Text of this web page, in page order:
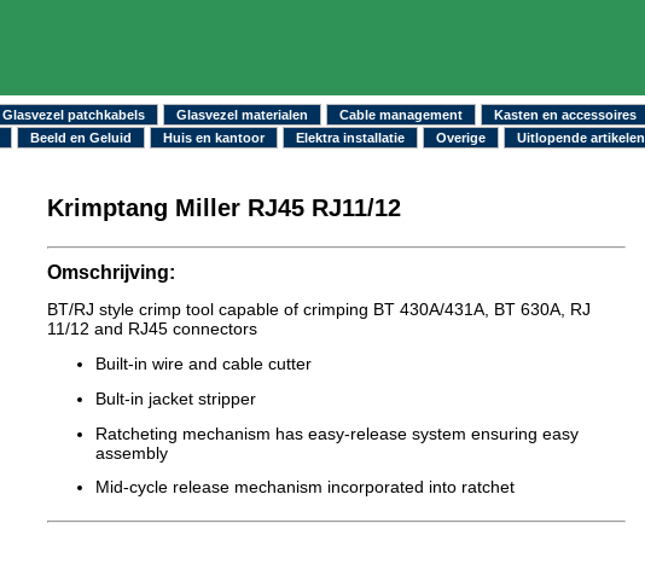
Glasvezel patchkabels Glasvezel materialen Cable management Kasten en accessoires
Beeld en Geluid Huis en kantoor Elektra installatie Overige Uitlopende artikelen
Krimptang Miller RJ45 RJ11/12
Omschrijving:
BT/RJ style crimp tool capable of crimping BT 430A/431A, BT 630A, RJ
11/12 and RJ45 connectors
Built-in wire and cable cutter
Bult-in jacket stripper
Ratcheting mechanism has easy-release system ensuring easy
assembly
Mid-cycle release mechanism incorporated into ratchet